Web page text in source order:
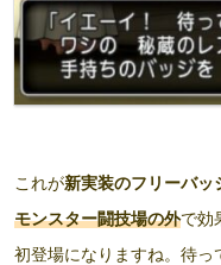
これが新実装のフリーバッ
モンスター闘技場の外で効
初登場になりますね。待っ